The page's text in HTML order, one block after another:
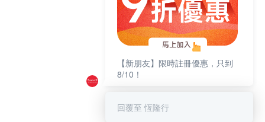
【新朋友】限時註冊優惠，只到
8/10！
回覆至 恆隆行